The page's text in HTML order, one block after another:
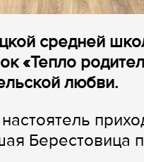
средней
«Тепло
любви.
Берестовица